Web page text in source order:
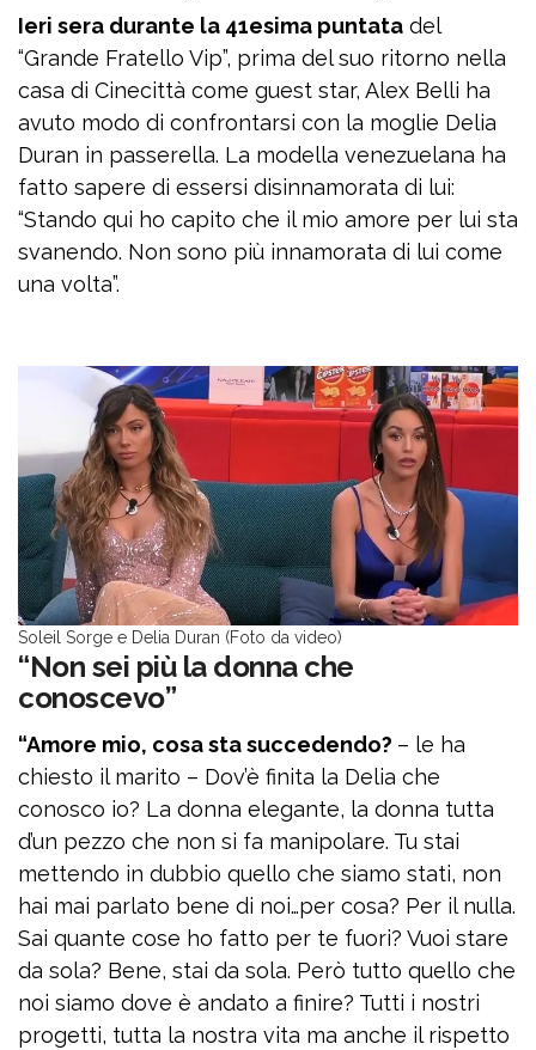
Ieri sera durante la 41esima puntata del
“Grande Fratello Vip”, prima del suo ritorno nella
casa di Cinecittà come guest star, Alex Belli ha
avuto modo di confrontarsi con la moglie Delia
Duran in passerella. La modella venezuelana ha
fatto sapere di essersi disinnamorata di lui:
“Stando qui ho capito che il mio amore per lui sta
svanendo. Non sono più innamorata di lui come
una volta”.
Soleil Sorge e Delia Duran (Foto da video)
“Non sei più la donna che
conoscevo”
“Amore mio, cosa sta succedendo? – le ha
chiesto il marito – Dov’è finita la Delia che
conosco io? La donna elegante, la donna tutta
d’un pezzo che non si fa manipolare. Tu stai
mettendo in dubbio quello che siamo stati, non
hai mai parlato bene di noi…per cosa? Per il nulla.
Sai quante cose ho fatto per te fuori? Vuoi stare
da sola? Bene, stai da sola. Però tutto quello che
noi siamo dove è andato a finire? Tutti i nostri
progetti, tutta la nostra vita ma anche il rispetto